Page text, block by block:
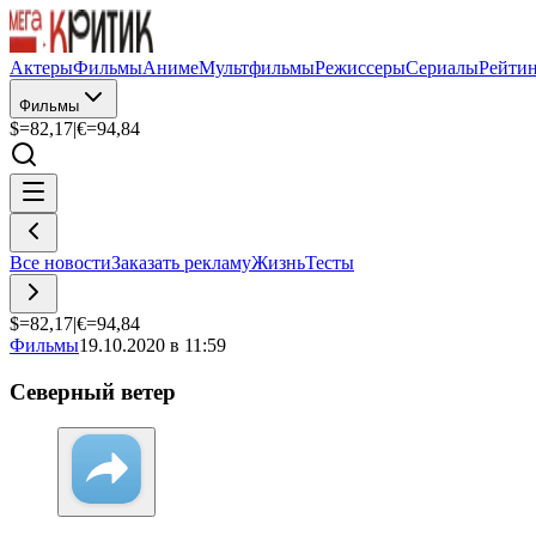
АктерыФильмыАнимеМультфильмыРежиссерыСериалы
Фильмы
$=82,17|€=94,84
Все новостиЗаказать рекламуЖизньТесты
$=82,17|€=94,84
Фильмы19.10.2020 в 11:59
Северный ветер